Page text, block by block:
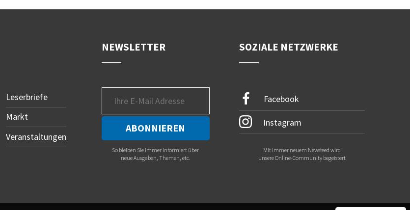
Leserbriefe
Markt
Veranstaltungen
NEWSLETTER
So bleiben Sie immer informiert über
neue Ausgaben, Themen, etc.
SOZIALE NETZWERKE
Facebook
Instagram
Mit immer neuem Newsfeed wird
unsere Online-Community begeistert